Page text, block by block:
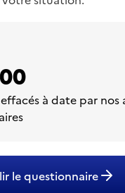
à date par nos
le questionnaire